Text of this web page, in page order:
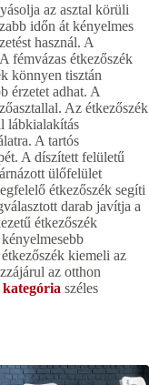
az asztal körüli
időn át kényelmes
használ. A
fémvázas étkezőszék
könnyen tisztán
érzetet adhat. A
Az étkezőszék
lábkialakítás
A tartós
A díszített felületű
ülőfelület
étkezőszék segíti
darab javítja a
étkezőszék
kiemeli az
az otthon
kategória széles